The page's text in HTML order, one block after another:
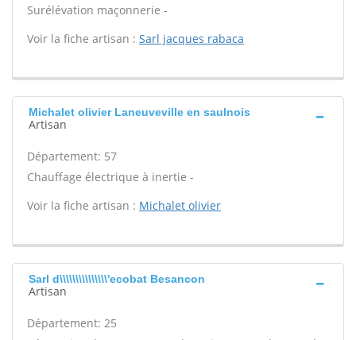
Surélévation maçonnerie -
Voir la fiche artisan : Sarl jacques rabaca
Michalet olivier Laneuveville en saulnois
Artisan
Département: 57
Chauffage électrique à inertie -
Voir la fiche artisan : Michalet olivier
Sarl d\\\\\\\\\\\\\\\'ecobat Besancon
Artisan
Département: 25